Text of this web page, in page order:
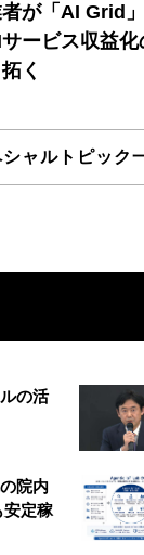
が「AI Grid
ービス収益化
く
シャルトピック
の活
院内
安定稼